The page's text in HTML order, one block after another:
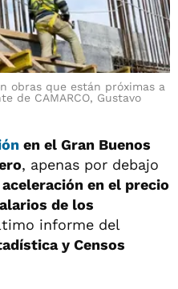
obras que están próximas a
de CAMARCO, Gustavo
en el Gran Buenos
, apenas por debajo
aceleración en el precio
de los
informe del
y Censos